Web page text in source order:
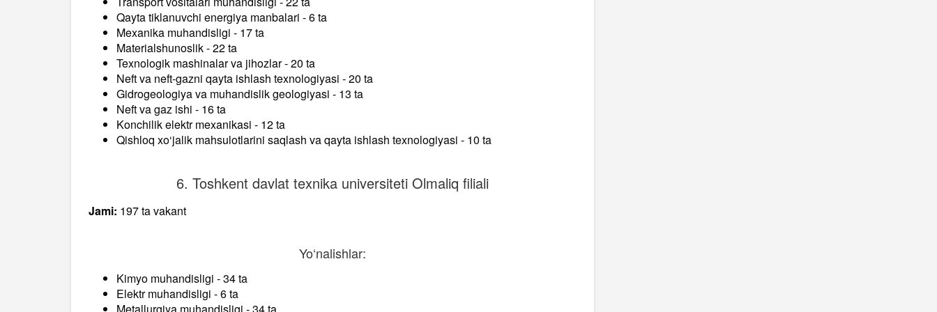
Qayta tiklanuvchi energiya manbalari - 6 ta
Mexanika muhandisligi - 17 ta
Materialshunoslik - 22 ta
Texnologik mashinalar va jihozlar - 20 ta
Neft va neft-gazni qayta ishlash texnologiyasi - 20 ta
Gidrogeologiya va muhandislik geologiyasi - 13 ta
Neft va gaz ishi - 16 ta
Konchilik elektr mexanikasi - 12 ta
Qishloq xo‘jalik mahsulotlarini saqlash va qayta ishlash texnologiyasi - 10 ta
6. Toshkent davlat texnika universiteti Olmaliq filiali
Jami: 197 ta vakant
Yo‘nalishlar:
Kimyo muhandisligi - 34 ta
Elektr muhandisligi - 6 ta